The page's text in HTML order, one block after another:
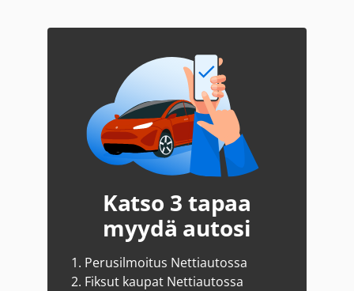
Katso 3 tapaa
myydä autosi
1. Perusilmoitus Nettiautossa
2. Fiksut kaupat Nettiautossa